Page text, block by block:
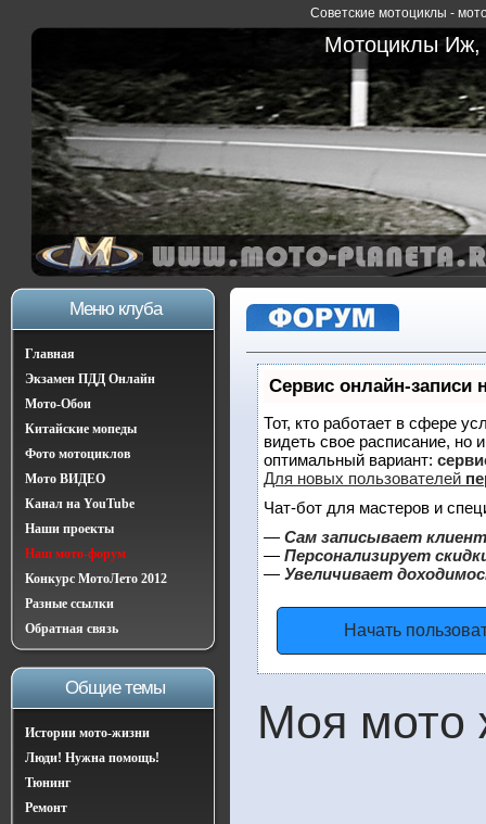
Советские мотоциклы -
Мотоциклы Иж,
Меню клуба
Главная
Экзамен ПДД Онлайн
Мото-Обои
Китайские мопеды
Фото мотоциклов
Мото ВИДЕО
Канал на YouTube
Наши проекты
Наш мото-форум
Конкурс МотоЛето 2012
Разные ссылки
Обратная связь
Общие темы
Истории мото-жизни
Люди! Нужна помощь!
Тюнинг
Ремонт
Сервис онлайн-записи
Тот, кто работает в сфере
видеть свое расписание,
оптимальный вариант:
Для новых пользователей
Чат-бот для мастеров и
— Сам записывает
— Персонализирует
— Увеличивает
Начать
Моя мото